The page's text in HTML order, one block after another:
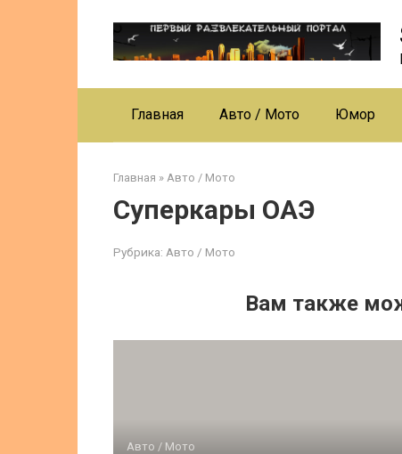
Главная Авто / Мото Юмор
Главная » Авто / Мото
Суперкары ОАЭ
Рубрика: Авто / Мото
Вам также
Авто / Мото